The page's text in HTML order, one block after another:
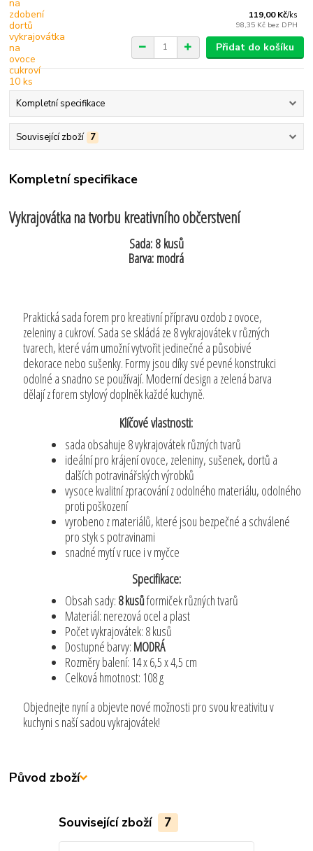
119,00 Kč/ks
98,35 Kč bez DPH
Přidat do košíku
Kompletní specifikace
Související zboží 7
Kompletní specifikace
Vykrajovátka na tvorbu kreativního občerstvení
Sada: 8 kusů
Barva: modrá
Praktická sada forem pro kreativní přípravu ozdob z ovoce,
zeleniny a cukroví. Sada se skládá ze 8 vykrajovátek v různých
tvarech, které vám umožní vytvořit jedinečné a působivé
dekorace nebo sušenky. Formy jsou díky své pevné konstrukci
odolné a snadno se používají. Moderní design a zelená barva
dělají z forem stylový doplněk každé kuchyně.
Klíčové vlastnosti:
sada obsahuje 8 vykrajovátek různých tvarů
ideální pro krájení ovoce, zeleniny, sušenek, dortů a
dalších potravinářských výrobků
vysoce kvalitní zpracování z odolného materiálu, odolného
proti poškození
vyrobeno z materiálů, které jsou bezpečné a schválené
pro styk s potravinami
snadné mytí v ruce i v myčce
Specifikace:
Obsah sady: 8 kusůformiček různých tvarů
Materiál: nerezová ocel a plast
Počet vykrajovátek: 8 kusů
Dostupné barvy: MODRÁ
Rozměry balení: 14 x 6,5 x 4,5 cm
Celková hmotnost: 108 g
Objednejte nyní a objevte nové možnosti pro svou kreativitu v
kuchyni s naší sadou vykrajovátek!
Původ zboží
Související zboží 7